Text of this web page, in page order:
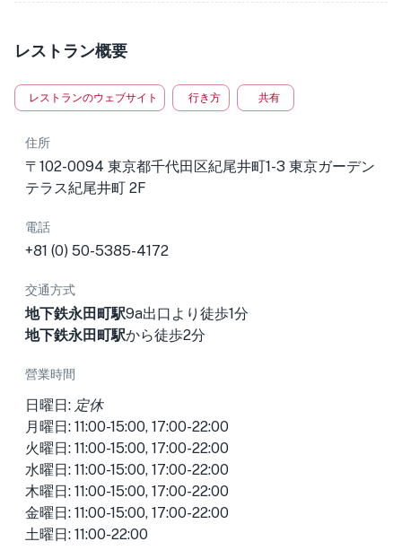
レストラン概要
レストランのウェブサイト 行き方 共有
住所
〒102-0094 東京都千代田区紀尾井町1-3 東京ガーデン
テラス紀尾井町 2F
電話
+81 (0) 50-5385-4172
交通方式
地下鉄永田町駅9a出口より徒歩1分
地下鉄永田町駅から徒歩2分
營業時間
日曜日: 定休
月曜日: 11:00-15:00, 17:00-22:00
火曜日: 11:00-15:00, 17:00-22:00
水曜日: 11:00-15:00, 17:00-22:00
木曜日: 11:00-15:00, 17:00-22:00
金曜日: 11:00-15:00, 17:00-22:00
土曜日: 11:00-22:00